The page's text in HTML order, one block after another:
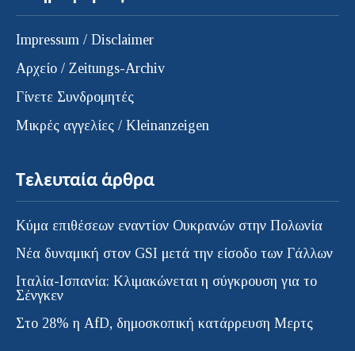
Impressum / Disclaimer
Αρχείο / Zeitungs-Archiv
Γίνετε Συνδρομητές
Μικρές αγγελίες / Kleinanzeigen
Τελευταία άρθρα
Κύμα επιθέσεων εναντίον Ουκρανών στην Πολωνία
Νέα δυναμική στον GSI μετά την είσοδο των Γάλλων
Ιταλία-Ισπανία: Κλιμακώνεται η σύγκρουση για το
Σένγκεν
Στο 28% η AfD, δημοσκοπική κατάρρευση Μερτς